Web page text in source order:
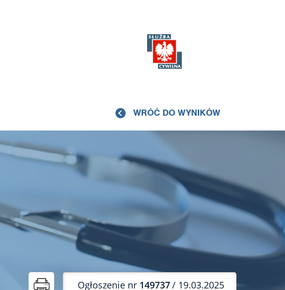
WRÓĆ DO WYNIKÓW
Ogłoszenie nr 149737/ 19.03.2025